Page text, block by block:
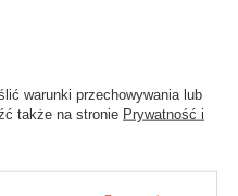
warunki przechowywania lub
także na stronie Prywatność i